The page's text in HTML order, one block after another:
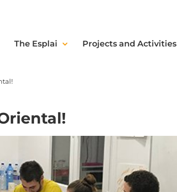
The Esplai Projects and Activities